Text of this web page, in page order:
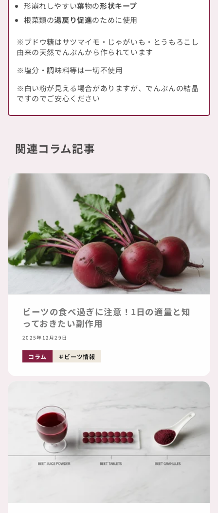
形崩れしやすい葉物の形状キープ
根菜類の湯戻り促進のために使用
※ブドウ糖はサツマイモ・じゃがいも・とうもろこし
由来の天然でんぷんから作られています
※塩分・調味料等は一切不使用
※白い粉が見える場合がありますが、でんぷんの結晶
ですのでご安心ください
関連コラム記事
ビーツの食べ過ぎに注意！1日の適量と知
っておきたい副作用
2025年12月29日
コラム ビーツ情報